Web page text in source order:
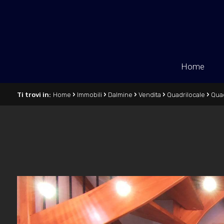
Home
Ti trovi in: Home › Immobili › Dalmine › Vendita › Quadrilocale ›